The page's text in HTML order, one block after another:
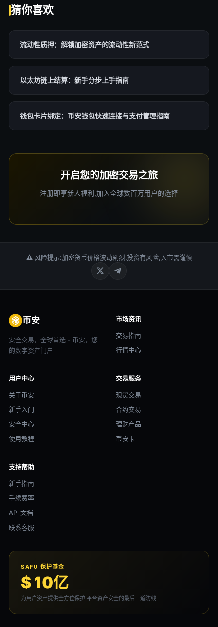
猜你喜欢
流动性质押：解锁加密资产的流动性新范式
以太坊链上结算：新手分步上手指南
钱包卡片绑定：币安钱包快速连接与支付管理指南
开启您的加密交易之旅
注册即享新人福利,加入全球数百万用户的选择
⚠ 风险提示:加密货币价格波动剧烈,投资有风险,入市需谨慎
币安
安全交易，全球首选 - 币安，您
的数字资产门户
市场资讯
交易指南
行情中心
用户中心
关于币安
新手入门
安全中心
使用教程
交易服务
现货交易
合约交易
理财产品
币安卡
支持帮助
新手指南
手续费率
API 文档
联系客服
SAFU 保护基金
$ 10亿
为用户资产提供全方位保护,平台资产安全的最后一道防线